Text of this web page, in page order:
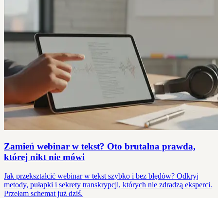
Zamień webinar w tekst? Oto brutalna prawda,
której nikt nie mówi
Jak przekształcić webinar w tekst szybko i bez błędów? Odkryj
metody, pułapki i sekrety transkrypcji, których nie zdradzą eksperci.
Przełam schemat już dziś.